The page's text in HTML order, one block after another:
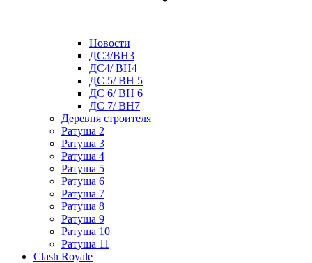
Новости
ДС3/BH3
ДС4/ BH4
ДС 5/ BH 5
ДС 6/ BH 6
ДС 7/ BH7
Деревня строителя
Ратуша 2
Ратуша 3
Ратуша 4
Ратуша 5
Ратуша 6
Ратуша 7
Ратуша 8
Ратуша 9
Ратуша 10
Ратуша 11
Clash Royale